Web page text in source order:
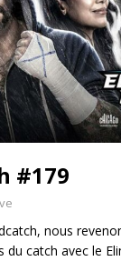
#179
nous
du catch avec le